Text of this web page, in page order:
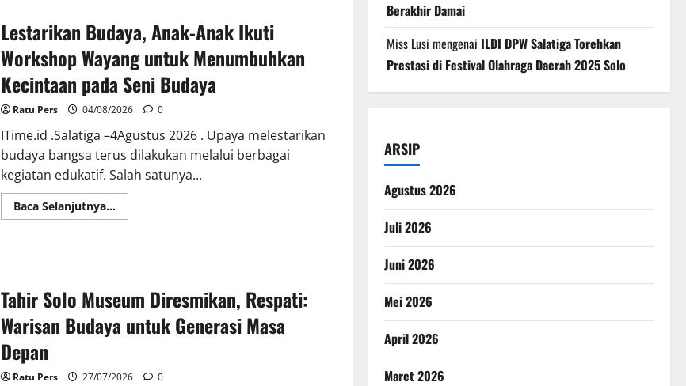
Workshop
Wayang
Menumbuhkan
Kecintaan
pada
Seni
Budaya
Lestarikan Budaya, Anak-Anak Ikuti
Workshop Wayang untuk Menumbuhkan
Kecintaan pada Seni Budaya
Ratu Pers 04/08/2026 0
ITime.id .Salatiga –4Agustus 2026 . Upaya melestarikan
budaya bangsa terus dilakukan melalui berbagai
kegiatan edukatif. Salah satunya...
Baca Selanjutnya...Read
more
Workshop
Wayang
untuk
Menumbuhkan
Kecintaan
Budaya
Tahir Solo Museum Diresmikan, Respati:
Warisan Budaya untuk Generasi Masa
Depan
Ratu Pers 27/07/2026 0
Berakhir Damai
Miss Lusi mengenai ILDI DPW Salatiga Torehkan
Prestasi di Festival Olahraga Daerah 2025 Solo
ARSIP
Agustus 2026
Juli 2026
Juni 2026
Mei 2026
April 2026
Maret 2026